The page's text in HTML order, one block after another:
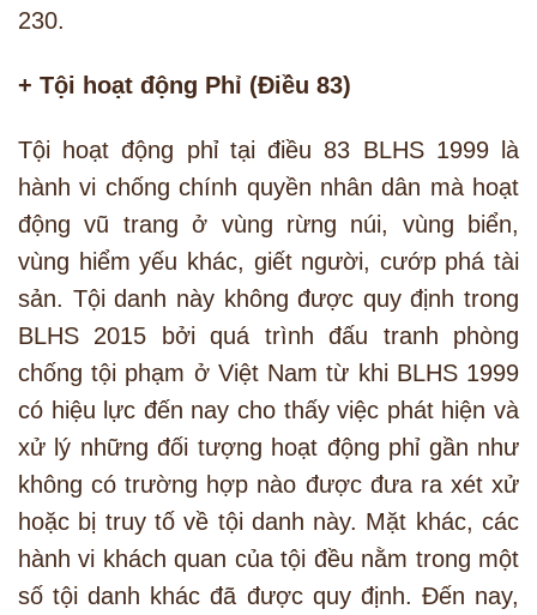
230.
+ Tội hoạt động Phỉ (Điều 83)
Tội hoạt động phỉ tại điều 83 BLHS 1999 là
hành vi chống chính quyền nhân dân mà hoạt
động vũ trang ở vùng rừng núi, vùng biển,
vùng hiểm yếu khác, giết người, cướp phá tài
sản. Tội danh này không được quy định trong
BLHS 2015 bởi quá trình đấu tranh phòng
chống tội phạm ở Việt Nam từ khi BLHS 1999
có hiệu lực đến nay cho thấy việc phát hiện và
xử lý những đối tượng hoạt động phỉ gần như
không có trường hợp nào được đưa ra xét xử
hoặc bị truy tố về tội danh này. Mặt khác, các
hành vi khách quan của tội đều nằm trong một
số tội danh khác đã được quy định. Đến nay,